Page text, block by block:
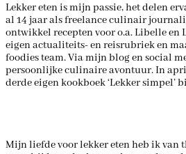
Lekker eten is mijn passie, het delen
al 14 jaar als freelance culinair
ontwikkel recepten voor o.a. Libelle en
eigen actualiteits- en reisrubriek en
foodies team. Via mijn blog en social
persoonlijke culinaire avontuur. In
derde eigen kookboek ‘Lekker simpel’
Mijn liefde voor lekker eten heb ik van